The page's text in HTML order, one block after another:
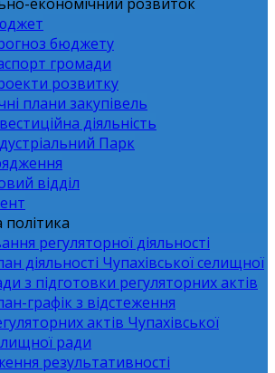
бюджету
громади
розвитку
плани закупівель
діяльність
Парк
відділ
політика
регуляторної діяльності
діяльності Чупахівської селищної
з підготовки регуляторних актів
графік з відстеження
актів Чупахівської
ради
результативності